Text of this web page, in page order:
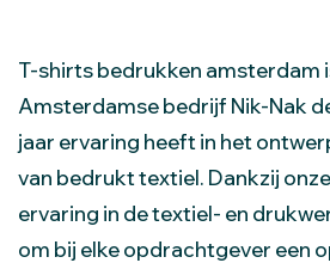
T-shirts bedrukken amsterdam
Amsterdamse bedrijf Nik-Nak
jaar ervaring heeft in het
van bedrukt textiel. Dankzij
ervaring in de textiel- en
om bij elke opdrachtgever een